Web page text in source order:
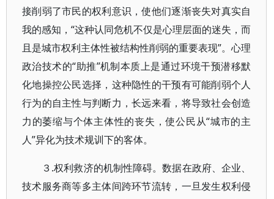
接削弱了市民的权利意识，使他们逐渐丧失对真实自
我的感知，“这种认同危机不仅是心理层面的迷失，而
且是城市权利主体性被结构性削弱的重要表现”。心理
政治技术的“助推”机制本质上是通过环境干预潜移默
化地操控公民选择，这种隐性的干预有可能削弱个人
行为的自主性与判断力，长远来看，将导致社会创造
力的萎缩与个体主体性的丧失，使公民从“城市的主
人”异化为技术规训下的客体。
３ .权利救济的机制性障碍。数据在政府、企业、
技术服务商等多主体间跨环节流转，一旦发生权利侵